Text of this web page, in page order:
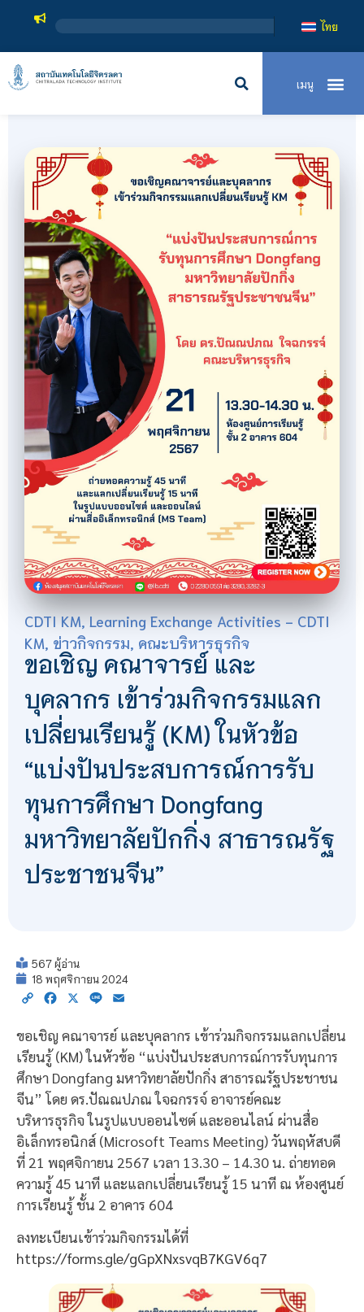
สถาบันเทคโ
ไทย
CDTI KM,Learning Exchange Activities - CDTI
KM, ข่าวกิจกรรม, คณะบริหารธุรกิจ
ขอเชิญ คณาจารย์ และ
บุคลากร เข้าร่วมกิจกรรมแลก
เปลี่ยนเรียนรู้ (KM) ในหัวข้อ
“แบ่งปันประสบการณ์การรับ
ทุนการศึกษา Dongfang
มหาวิทยาลัยปักกิ่ง สาธารณรัฐ
ประชาชนจีน”
567 ผู้อ่าน
18 พฤศจิกายน 2024
Copy Facebook
X Line
ขอเชิญ คณาจารย์ และบุคลากร เข้าร่วมกิจกรรมแลกเปลี่ยน
เรียนรู้ (KM) ในหัวข้อ “แบ่งปันประสบการณ์การรับทุนการ
ศึกษา Dongfang มหาวิทยาลัยปักกิ่ง สาธารณรัฐประชาชน
จีน” โดย ดร.ปัณณปภณ ใจฉกรรจ์ อาจารย์คณะ
บริหารธุรกิจ ในรูปแบบออนไซต์ และออนไลน์ ผ่านสื่อ
อิเล็กทรอนิกส์ (Microsoft Teams Meeting) วันพฤหัสบดี
ที่ 21 พฤศจิกายน 2567 เวลา 13.30 – 14.30 น. ถ่ายทอด
ความรู้ 45 นาที และแลกเปลี่ยนเรียนรู้ 15 นาที ณ ห้องศูนย์
การเรียนรู้ ชั้น 2 อาคาร 604
ลงทะเบียนเข้าร่วมกิจกรรมได้ที่
https://forms.gle/gGpXNxsvqB7KGV6q7